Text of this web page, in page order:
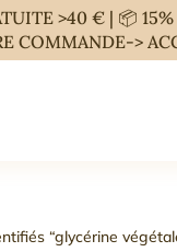
>40 € | 📦
COMMANDE->
“glycérine